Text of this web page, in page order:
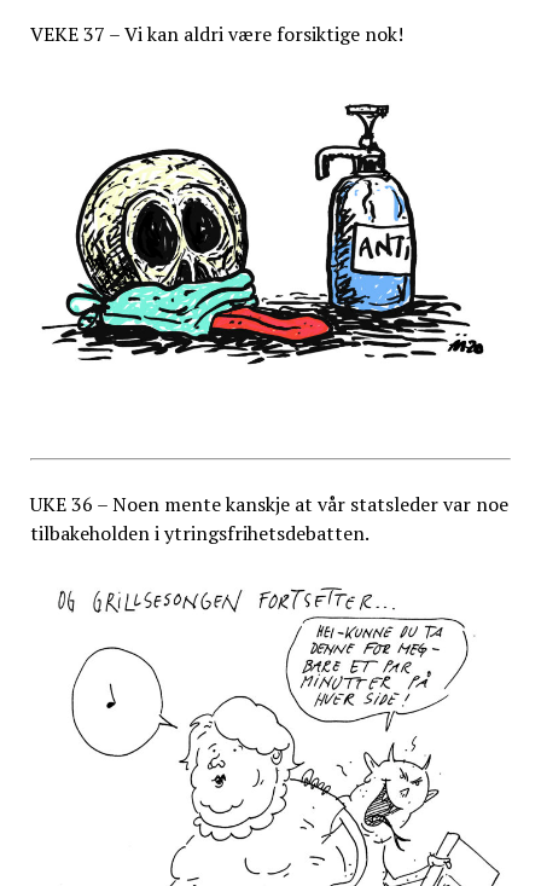
VEKE 37 – Vi kan aldri være forsiktige nok!
UKE 36 – Noen mente kanskje at vår statsleder var noe
tilbakeholden i ytringsfrihetsdebatten.